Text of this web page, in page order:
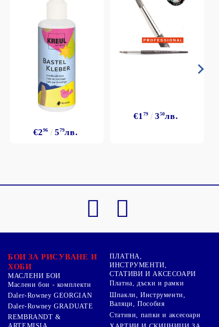
€296 579лв.
€1 79 350лв.
БОИ ЗА РИСУВАНЕ И
ХОБИ
МАСЛЕНИ БОИ
Маслени бои - комплекти
Daler-Rowney GEORGIAN
Daler-Rowney GRADUATE
REMBRANDT &
ПЛАТНА,
ИНСТРУМЕНТИ,
СТАТИВИ И АКСЕСОАРИ
Платна, дъски и рамки
Шпакли, Инструменти,
Валяци, Пособия
Стативи, папки и аксесоари